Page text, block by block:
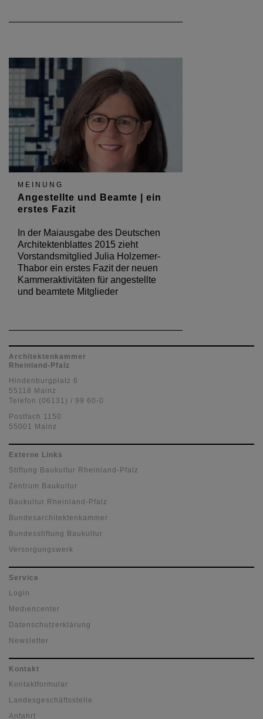
MEINUNG
Angestellte und Beamte | ein
erstes Fazit
In der Maiausgabe des Deutschen
Architektenblattes 2015 zieht
Vorstandsmitglied Julia Holzemer-
Thabor ein erstes Fazit der neuen
Kammeraktivitäten für angestellte
und beamtete Mitglieder
Architektenkammer
Rheinland-Pfalz
Hindenburgplatz 6
55118 Mainz
Telefon (06131) / 99 60-0
Postfach 1150
55001 Mainz
Externe Links
Stiftung Baukultur Rheinland-Pfalz
Zentrum Baukultur
Baukultur Rheinland-Pfalz
Bundesarchitektenkammer
Bundesstiftung Baukultur
Versorgungswerk
Service
Login
Mediencenter
Datenschutzerklärung
Newsletter
Kontakt
Kontaktformular
Landesgeschäftsstelle
Anfahrt